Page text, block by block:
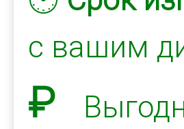
с вашим
₽